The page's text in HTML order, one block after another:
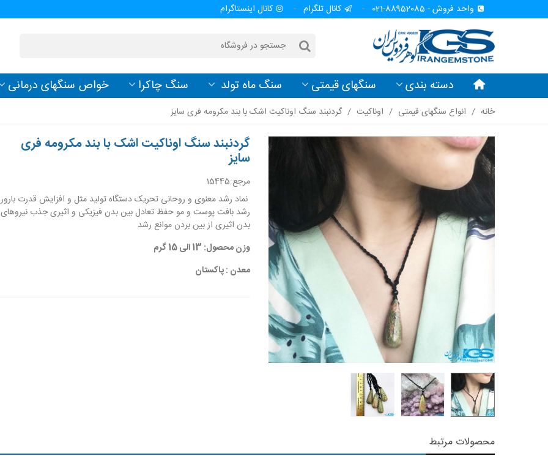
واحد فروش - 88952085-021 کانال تلگرام کانال اینستاگرام
دسته بندی سنگهای قیمتی سنگ ماه تولد سنگ چاکرا خواص سنگهای درمانی
خانه / انواع سنگهای قیمتی / اوناکیت / گردنبند سنگ اوناکیت اشک با بند مکرومه فری سایز
گردنبند سنگ اوناکیت اشک با بند مکرومه فری
سایز
مرجع:15445
نماد رشد معنوی و روحانی تحریک دستگاه تولید مثل و افزایش قدرت
رشد بافت پوست و مو حفظ تعادل بین بدن فیزیکی و اثیری جذب
بدن اثیری از بین بردن موانع رشد
وزن محصول: 13 الی 15 گرم
معدن : پاکستان
محصولات مرتبط